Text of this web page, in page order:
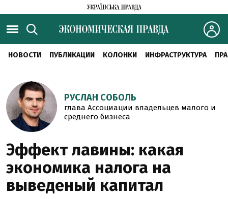
НОВОСТИ ПУБЛИКАЦИИ КОЛОНКИ ИНФРАСТРУКТУРА
РУСЛАН СОБОЛЬ
глава Ассоциации владельцев малого и
среднего бизнеса
Эффект лавины: какая
экономика налога на
выведеный капитал